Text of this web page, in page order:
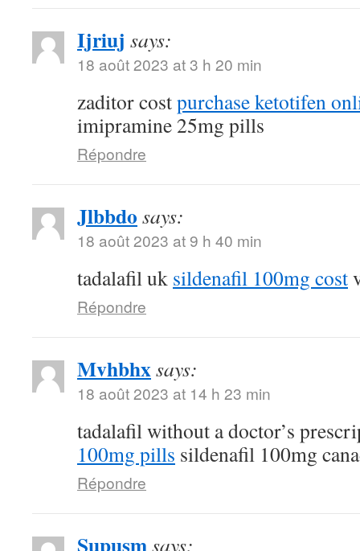
Ijriuj says:
18 août 2023 at 3 h 20 min
zaditor costpurchase ketotifen
imipramine 25mg pills
Répondre
Jlbbdo says:
18 août 2023 at 9 h 40 min
tadalafil uk sildenafil 100mg cost
Répondre
Mvhbhxsays:
18 août 2023 at 14 h 23 min
tadalafil without a doctor’s
100mg pills sildenafil 100mg
Répondre
Supusmsays: